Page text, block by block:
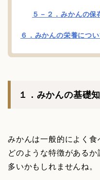
５－２．みかんの保
６．みかんの栄養につ
１．みかんの基礎
みかんは一般的によく食
どのような特徴がある
多いかもしれませんね。